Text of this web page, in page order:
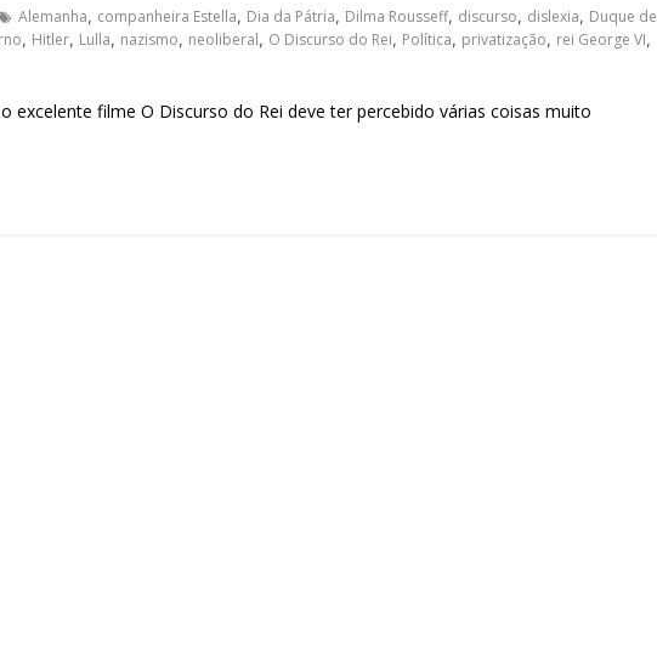
Alemanha, companheira Estella, Dia da Pátria, Dilma Rousseff, discurso, dislexia, Duque de
, Hitler, Lulla, nazismo, neoliberal, O Discurso do Rei, Política, privatização, rei George VI,
o excelente filme O Discurso do Rei deve ter percebido várias coisas muito